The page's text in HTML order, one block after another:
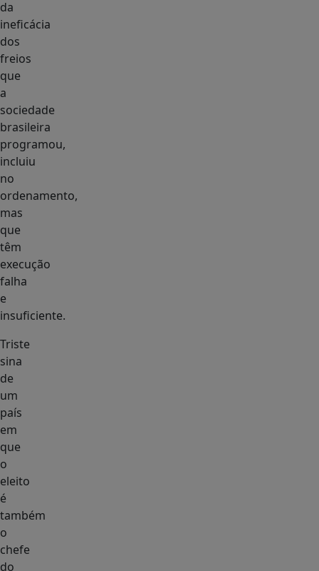
da
ineficácia
dos
freios
que
a
sociedade
brasileira
programou,
incluiu
no
ordenamento,
mas
que
têm
execução
falha
e
insuficiente.
Triste
sina
de
um
país
em
que
o
eleito
é
também
o
chefe
do